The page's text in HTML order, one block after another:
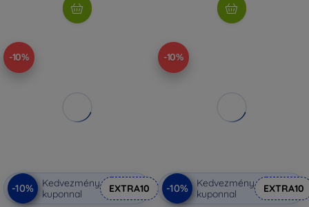
-10%
-10%
Kedvezmény
kuponnal
EXTRA10
-10%
-10%
Kedvezmény
kuponnal
EXTRA10